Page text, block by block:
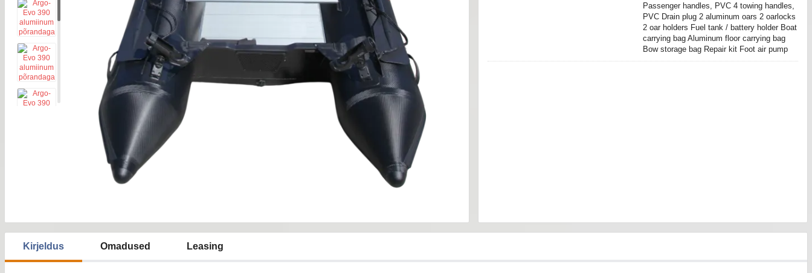
Passenger handles, PVC 4 towing handles,
PVC Drain plug 2 aluminum oars 2 oarlocks
2 oar holders Fuel tank / battery holder Boat
carrying bag Aluminum floor carrying bag
Bow storage bag Repair kit Foot air pump
Kirjeldus Omadused Leasing